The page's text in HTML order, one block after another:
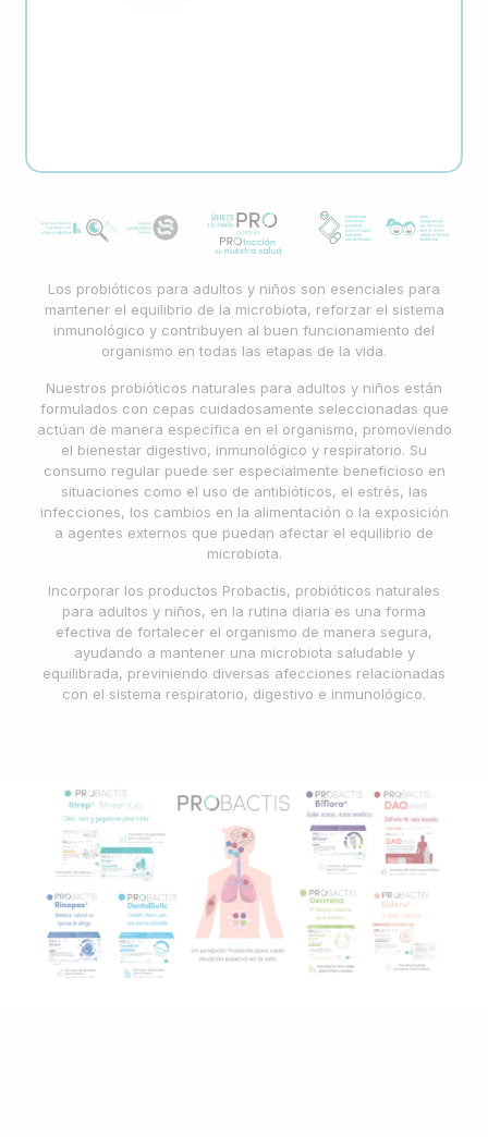
Los probióticos para adultos y niños son esenciales para
mantener el equilibrio de la microbiota, reforzar el sistema
inmunológico y contribuyen al buen funcionamiento del
organismo en todas las etapas de la vida.
Nuestros probióticos naturales para adultos y niños están
formulados con cepas cuidadosamente seleccionadas que
actúan de manera específica en el organismo, promoviendo
el bienestar digestivo, inmunológico y respiratorio. Su
consumo regular puede ser especialmente beneficioso en
situaciones como el uso de antibióticos, el estrés, las
infecciones, los cambios en la alimentación o la exposición
a agentes externos que puedan afectar el equilibrio de
microbiota.
Incorporar los productos Probactis, probióticos naturales
para adultos y niños, en la rutina diaria es una forma
efectiva de fortalecer el organismo de manera segura,
ayudando a mantener una microbiota saludable y
equilibrada, previniendo diversas afecciones relacionadas
con el sistema respiratorio, digestivo e inmunológico.